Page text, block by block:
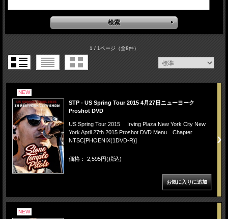
1 / 1ページ（全8件）
NEW
STP - US Spring Tour 2015 4月27日ニューヨーク
Proshot DVD
US Spring Tour 2015 Irving Plaza:New York City New
York April 27th 2015 Proshot DVD Menu Chapter
NTSC[PHOENIX(1DVD-R)]
価格： 2,595円(税込)
NEW